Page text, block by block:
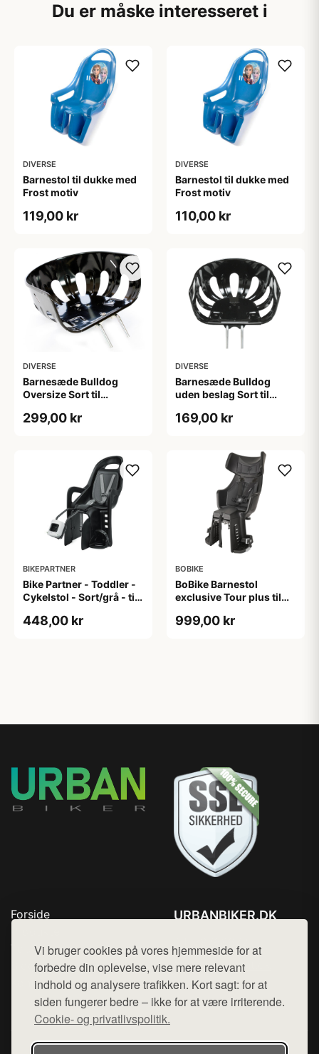
Vi bruger cookies på vores hjemmeside for at
forbedre din oplevelse, vise mere relevant
indhold og analysere trafikken. Kort sagt: for at
siden fungerer bedre – ikke for at være irriterende.
Cookie- og privatlivspolitik.
Du er måske interesseret i
DIVERSE
Barnestol til dukke med
Frost motiv
119,00 kr
DIVERSE
Barnestol til dukke med
Frost motiv
110,00 kr
DIVERSE
Barnesæde Bulldog
Oversize Sort til
299,00 kr
DIVERSE
Barnesæde Bulldog
uden beslag Sort til
169,00 kr
BIKEPARTNER
Bike Partner - Toddler -
Cykelstol - Sort/grå - til
448,00 kr
BOBIKE
BoBike Barnestol
exclusive Tour plus til
999,00 kr
Forside
Top Rabatter
Blog
Kontakt
URBANBIKER.DK
Mail: hej@want.dk
Cookie- og privatlivspolitik